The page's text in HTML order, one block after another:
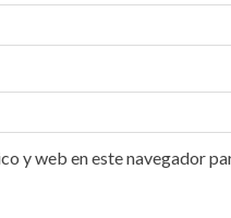
y web en este navegador